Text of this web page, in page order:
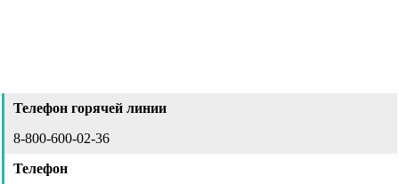
Телефон горячей линии
8-800-600-02-36
Телефон